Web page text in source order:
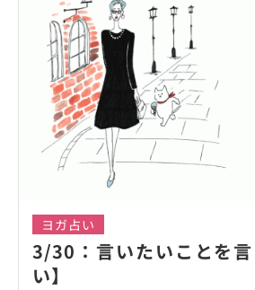
ヨガ占い
3/30：言いたいことを
い】